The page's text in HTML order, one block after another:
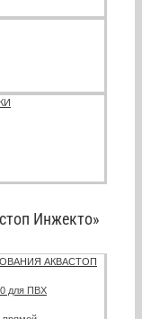
Инжекто»
АКВАСТОП
для ПВХ